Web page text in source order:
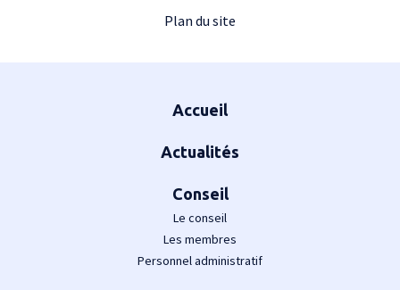
Plan du site
Accueil
Actualités
Conseil
Le conseil
Les membres
Personnel administratif